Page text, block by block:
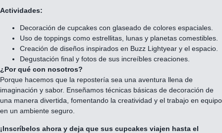
Actividades:
Decoración de cupcakes con glaseado de colores espaciales.
Uso de toppings como estrellitas, lunas y planetas comestibles.
Creación de diseños inspirados en Buzz Lightyear y el espacio.
Degustación final y fotos de sus increíbles creaciones.
¿Por qué con nosotros?
Porque hacemos que la repostería sea una aventura llena de
imaginación y sabor. Enseñamos técnicas básicas de decoración de
una manera divertida, fomentando la creatividad y el trabajo en equipo
en un ambiente seguro.
¡Inscríbelos ahora y deja que sus cupcakes viajen hasta el